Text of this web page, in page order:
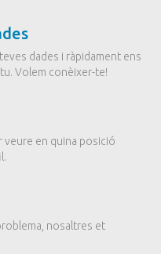
dades i ràpidament ens
Volem conèixer-te!
veure en quina posició
nosaltres et